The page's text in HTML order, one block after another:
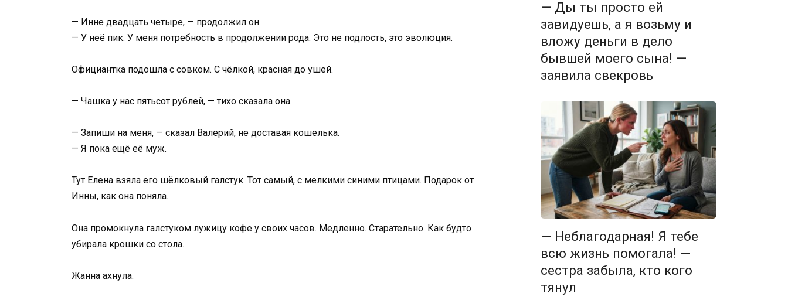
— Инне двадцать четыре, — продолжил он.
— У неё пик. У меня потребность в продолжении рода. Это не подлость, это эволюция.
Официантка подошла с совком. С чёлкой, красная до ушей.
— Чашка у нас пятьсот рублей, — тихо сказала она.
— Запиши на меня, — сказал Валерий, не доставая кошелька.
— Я пока ещё её муж.
Тут Елена взяла его шёлковый галстук. Тот самый, с мелкими синими птицами. Подарок от
Инны, как она поняла.
Она промокнула галстуком лужицу кофе у своих часов. Медленно. Старательно. Как будто
убирала крошки со стола.
Жанна ахнула.
— Ды ты просто ей
завидуешь, а я возьму и
вложу деньги в дело
бывшей моего сына! —
заявила свекровь
— Неблагодарная! Я тебе
всю жизнь помогала! —
сестра забыла, кто кого
тянул